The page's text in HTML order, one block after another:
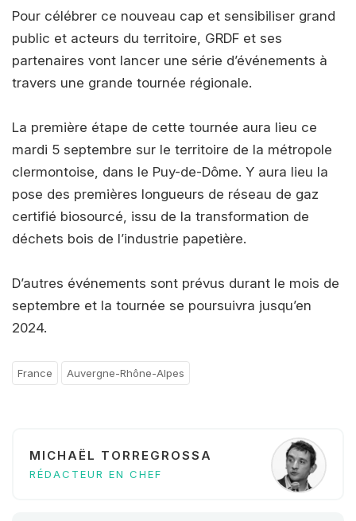
Pour célébrer ce nouveau cap et sensibiliser grand
public et acteurs du territoire, GRDF et ses
partenaires vont lancer une série d’événements à
travers une grande tournée régionale.
La première étape de cette tournée aura lieu ce
mardi 5 septembre sur le territoire de la métropole
clermontoise, dans le Puy-de-Dôme. Y aura lieu la
pose des premières longueurs de réseau de gaz
certifié biosourcé, issu de la transformation de
déchets bois de l’industrie papetière.
D’autres événements sont prévus durant le mois de
septembre et la tournée se poursuivra jusqu’en
2024.
France Auvergne-Rhône-Alpes
MICHAËL TORREGROSSA
RÉDACTEUR EN CHEF